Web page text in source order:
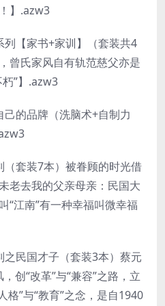
】.azw3
【家书+家训】（套装共4
曾氏家风自有轨范慈父亦是
”】.azw3
的品牌（洗脑术+自制力
套装7本）被眷顾的时光借
老去我的父亲母亲：民国大
“江南”有一种幸福叫微幸福
民国才子（套装3本）蔡元
创“改革”与“兼容”之路，立
格”与“教育”之念，是自1940